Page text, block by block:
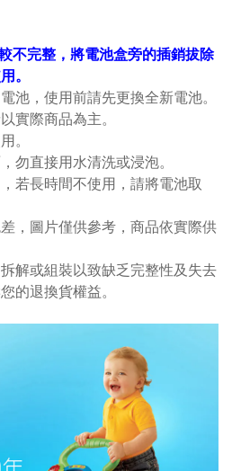
不完整，將電池盒旁的插銷拔除
。
池，使用前請先更換全新電池。
實際商品為主。
。
勿直接用水清洗或浸泡。
若長時間不使用，請將電池取
，圖片僅供參考，商品依實際供
解或組裝以致缺乏完整性及失去
的退換貨權益。